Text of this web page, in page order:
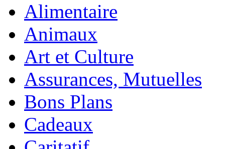
Alimentaire
Animaux
Art et Culture
Assurances, Mutuelles
Bons Plans
Cadeaux